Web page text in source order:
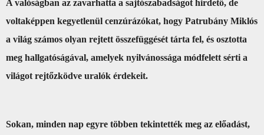
A valóságban az zavarhatta a sajtószabadságot hirdető, de
voltaképpen kegyetlenül cenzúrázókat, hogy Patrubány Miklós
a világ számos olyan rejtett összefüggését tárta fel, és osztotta
meg hallgatóságával, amelyek nyilvánossága módfelett sérti a
világot rejtőzködve uralók érdekeit.
Sokan, minden nap egyre többen tekintették meg az előadást,